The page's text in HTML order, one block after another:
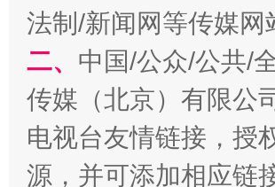
“刷贴”乱象丛生
法制/新闻网等传媒网
二、 中国/公众/公共/
传媒（北京）有限公
电视台友情链接，授
源，并可添加相应链